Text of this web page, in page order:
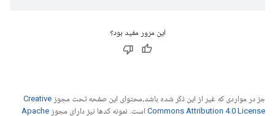
این مرور مفید بود؟
جز در مواردی که غیر از این ذکر شده باشد،‌محتوای این صفحه تحت مجوز Creative
Commons Attribution 4.0 License است. نمونه کدها نیز دارای مجوز Apache